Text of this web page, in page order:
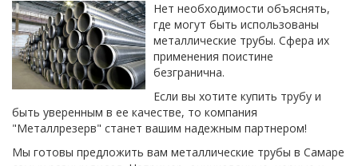
Нет необходимости объяснять,
где могут быть использованы
металлические трубы. Сфера их
применения поистине
безгранична.
Если вы хотите купить трубу и
быть уверенным в ее качестве, то компания
"Металлрезерв" станет вашим надежным партнером!
Мы готовы предложить вам металлические трубы в Самаре